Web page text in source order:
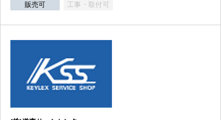
販売可 工事・取付可